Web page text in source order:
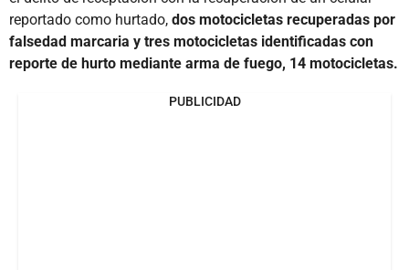
reportado como hurtado, dos motocicletas recuperadas por
falsedad marcaria y tres motocicletas identificadas con
reporte de hurto mediante arma de fuego, 14 motocicletas.
PUBLICIDAD